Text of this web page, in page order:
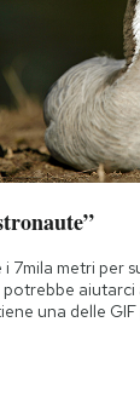
7mila metri per
una delle GIF